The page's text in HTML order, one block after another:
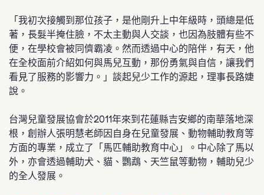
「我初次接觸到那位孩子，是他剛升上中年級時，頭總是低
著，長髮半掩住臉，不太主動與人交談，也因為肢體有些不
便，在學校會被同儕霸凌。然而透過中心的陪伴，有天，他
在全校面前介紹如何與馬兒互動，那份勇氣與自信，讓我們
看見了服務的影響力。」談起兒少工作的源起，理事長路婕
說。
台灣兒童發展協會於2011年來到花蓮縣吉安鄉的南華落地深
根，創辦人張明慧老師因自身在兒童發展、動物輔助教育等
方面的專業，成立了「馬匹輔助教育中心」。中心除了馬以
外，亦會透過輔助犬、貓、鸚鵡、天竺鼠等動物，輔助兒少
的全人發展。